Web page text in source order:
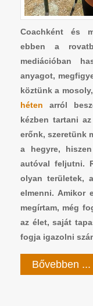
Coachként és
ebben a
mediációban
anyagot,
köztünk a
héten arról
kézben tartani
erőnk, szeretünk
a hegyre,
autóval feljutni.
olyan területek,
elmenni. Amikor
megírtam, még
az élet, saját
fogja igazolni
Bővebben ...